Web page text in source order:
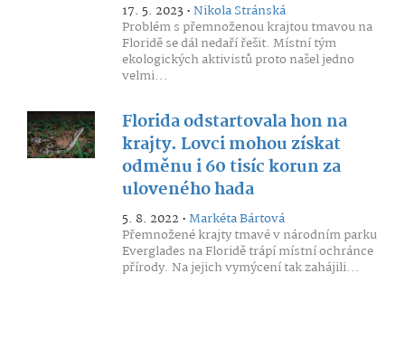
17. 5. 2023 •Nikola Stránská
Problém s přemnoženou krajtou tmavou na
Floridě se dál nedaří řešit. Místní tým
ekologických aktivistů proto našel jedno
velmi...
Florida odstartovala hon na
krajty. Lovci mohou získat
odměnu i 60 tisíc korun za
uloveného hada
5. 8. 2022 •Markéta Bártová
Přemnožené krajty tmavé v národním parku
Everglades na Floridě trápí místní ochránce
přírody. Na jejich vymýcení tak zahájili...